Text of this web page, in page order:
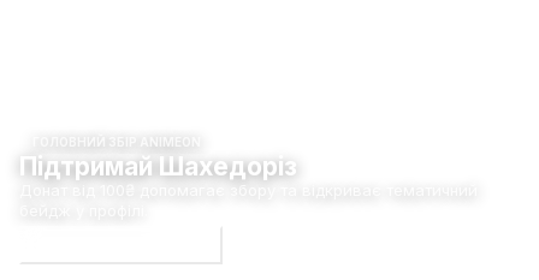
ГОЛОВНИЙ ЗБІР ANIMEON
Підтримай Шахедоріз
Донат від 100₴ допомагає збору та відкриває тематичний